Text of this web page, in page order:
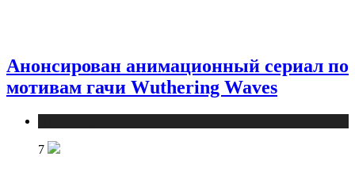
Анонсирован анимационный сериал по
мотивам гачи Wuthering Waves
7